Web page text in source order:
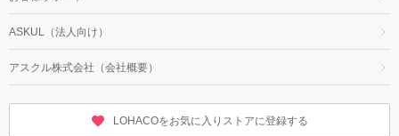
ASKUL（法人向け）
アスクル株式会社（会社概要）
LOHACOをお気に入りストアに登録する